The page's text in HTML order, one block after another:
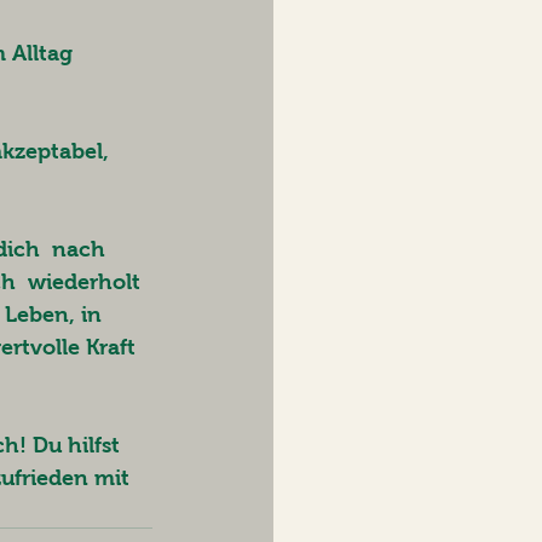
Alltag
nach
wiederholt
in
Kraft
Du hilfst
mit